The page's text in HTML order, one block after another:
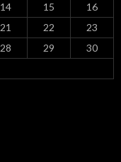
14 15
16
21 22
23
28 29
30